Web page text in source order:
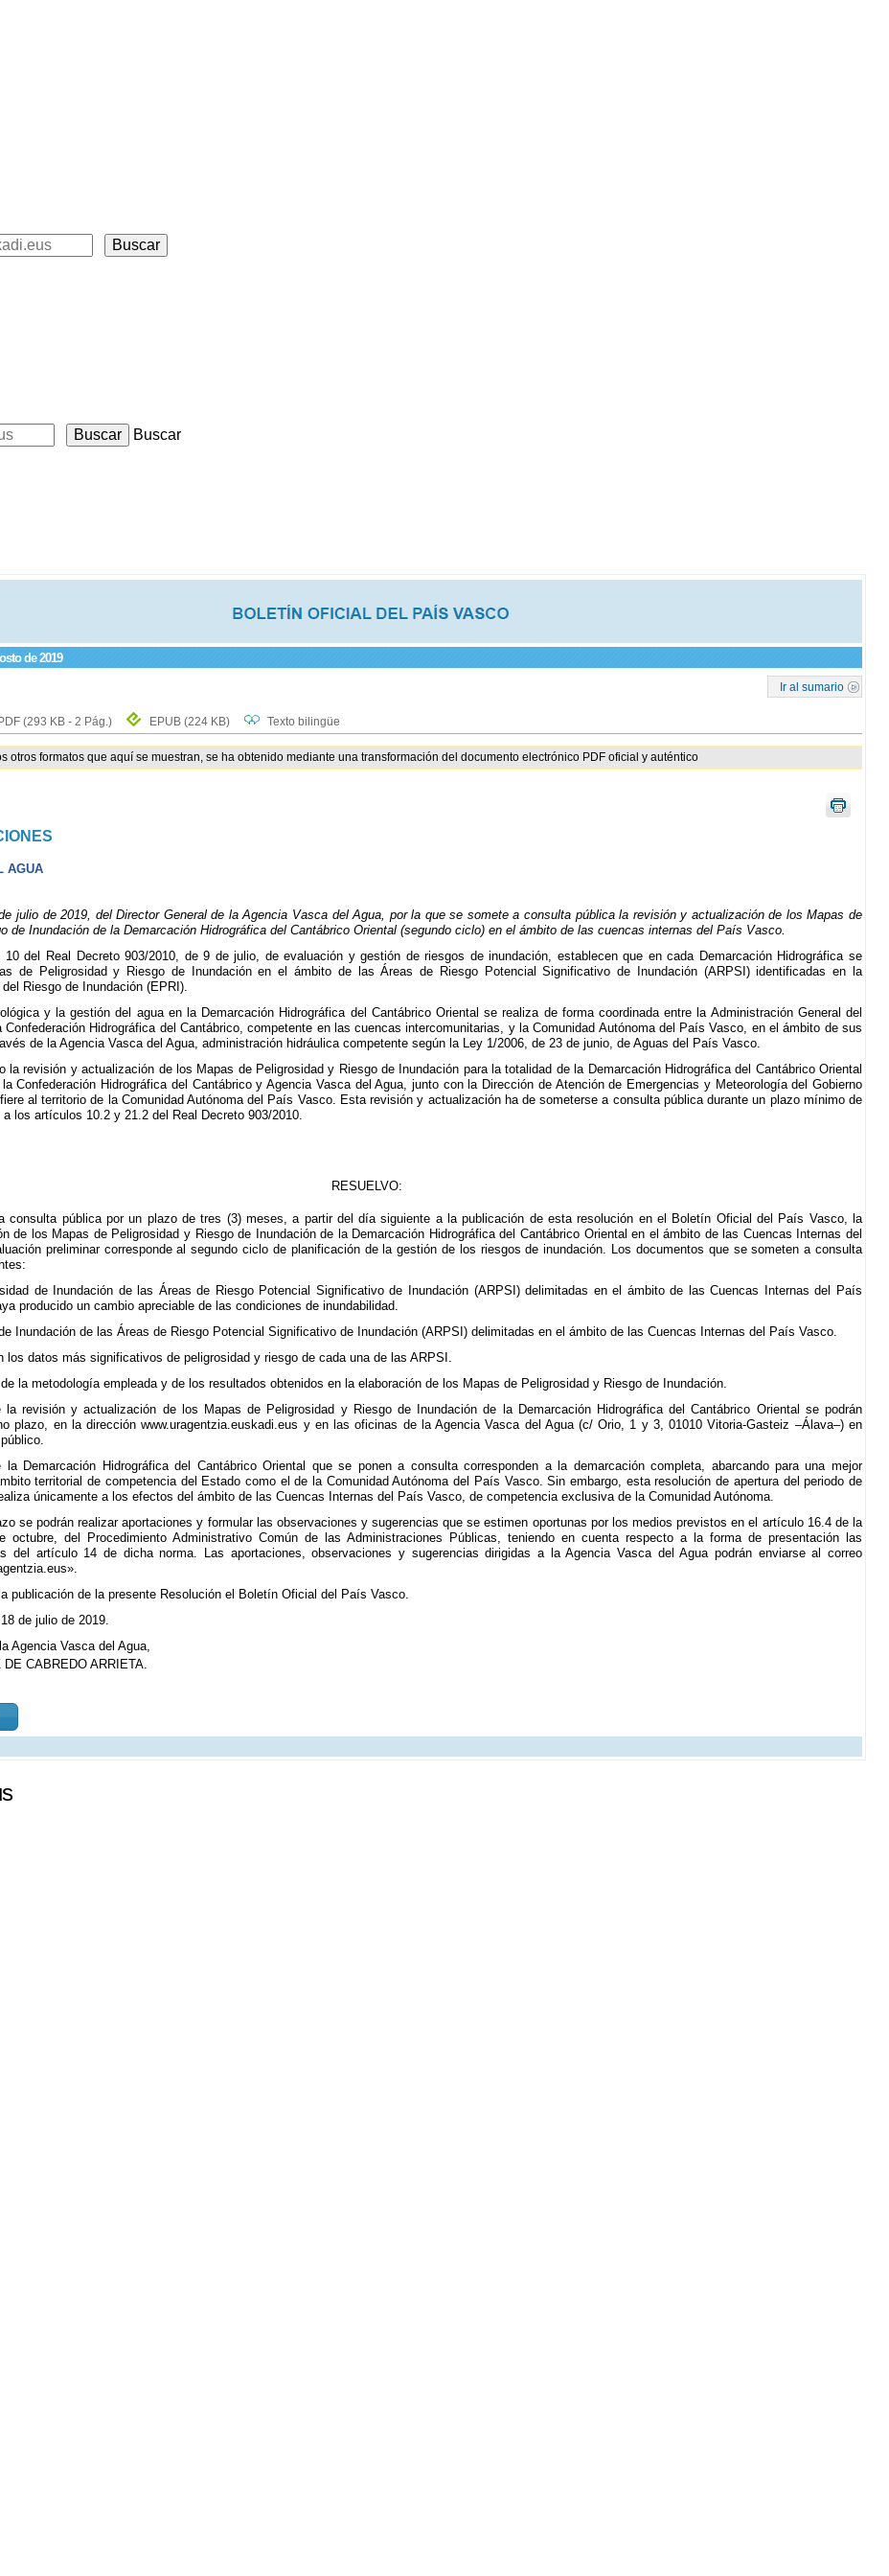
Buscar
de 2019
Ir al sumario
(293 KB - 2 Pág.) EPUB (224 KB) Texto bilingüe
otros formatos que aquí se muestran, se ha obtenido mediante una transformación del documento electrónico PDF oficial y auténtico
AGUA
julio de 2019, del Director General de la Agencia Vasca del Agua, por la que se somete a consulta pública la revisión y actualización de los Mapas de
de Inundación de la Demarcación Hidrográfica del Cantábrico Oriental (segundo ciclo) en el ámbito de las cuencas internas del País Vasco.
del Real Decreto 903/2010, de 9 de julio, de evaluación y gestión de riesgos de inundación, establecen que en cada Demarcación Hidrográfica se
de Peligrosidad y Riesgo de Inundación en el ámbito de las Áreas de Riesgo Potencial Significativo de Inundación (ARPSI) identificadas en la
Riesgo de Inundación (EPRI).
y la gestión del agua en la Demarcación Hidrográfica del Cantábrico Oriental se realiza de forma coordinada entre la Administración General del
Confederación Hidrográfica del Cantábrico, competente en las cuencas intercomunitarias, y la Comunidad Autónoma del País Vasco, en el ámbito de sus
de la Agencia Vasca del Agua, administración hidráulica competente según la Ley 1/2006, de 23 de junio, de Aguas del País Vasco.
la revisión y actualización de los Mapas de Peligrosidad y Riesgo de Inundación para la totalidad de la Demarcación Hidrográfica del Cantábrico Oriental
Confederación Hidrográfica del Cantábrico y Agencia Vasca del Agua, junto con la Dirección de Atención de Emergencias y Meteorología del Gobierno
al territorio de la Comunidad Autónoma del País Vasco. Esta revisión y actualización ha de someterse a consulta pública durante un plazo mínimo de
los artículos 10.2 y 21.2 del Real Decreto 903/2010.
RESUELVO:
consulta pública por un plazo de tres (3) meses, a partir del día siguiente a la publicación de esta resolución en el Boletín Oficial del País Vasco, la
de los Mapas de Peligrosidad y Riesgo de Inundación de la Demarcación Hidrográfica del Cantábrico Oriental en el ámbito de las Cuencas Internas del
preliminar corresponde al segundo ciclo de planificación de la gestión de los riesgos de inundación. Los documentos que se someten a consulta
de Inundación de las Áreas de Riesgo Potencial Significativo de Inundación (ARPSI) delimitadas en el ámbito de las Cuencas Internas del País
producido un cambio apreciable de las condiciones de inundabilidad.
Inundación de las Áreas de Riesgo Potencial Significativo de Inundación (ARPSI) delimitadas en el ámbito de las Cuencas Internas del País Vasco.
los datos más significativos de peligrosidad y riesgo de cada una de las ARPSI.
la metodología empleada y de los resultados obtenidos en la elaboración de los Mapas de Peligrosidad y Riesgo de Inundación.
la revisión y actualización de los Mapas de Peligrosidad y Riesgo de Inundación de la Demarcación Hidrográfica del Cantábrico Oriental se podrán
plazo, en la dirección www.uragentzia.euskadi.eus y en las oficinas de la Agencia Vasca del Agua (c/ Orio, 1 y 3, 01010 Vitoria-Gasteiz –Álava–) en
la Demarcación Hidrográfica del Cantábrico Oriental que se ponen a consulta corresponden a la demarcación completa, abarcando para una mejor
territorial de competencia del Estado como el de la Comunidad Autónoma del País Vasco. Sin embargo, esta resolución de apertura del periodo de
únicamente a los efectos del ámbito de las Cuencas Internas del País Vasco, de competencia exclusiva de la Comunidad Autónoma.
se podrán realizar aportaciones y formular las observaciones y sugerencias que se estimen oportunas por los medios previstos en el artículo 16.4 de la
octubre, del Procedimiento Administrativo Común de las Administraciones Públicas, teniendo en cuenta respecto a la forma de presentación las
del artículo 14 de dicha norma. Las aportaciones, observaciones y sugerencias dirigidas a la Agencia Vasca del Agua podrán enviarse al correo
publicación de la presente Resolución el Boletín Oficial del País Vasco.
de julio de 2019.
Agencia Vasca del Agua,
CABREDO ARRIETA.